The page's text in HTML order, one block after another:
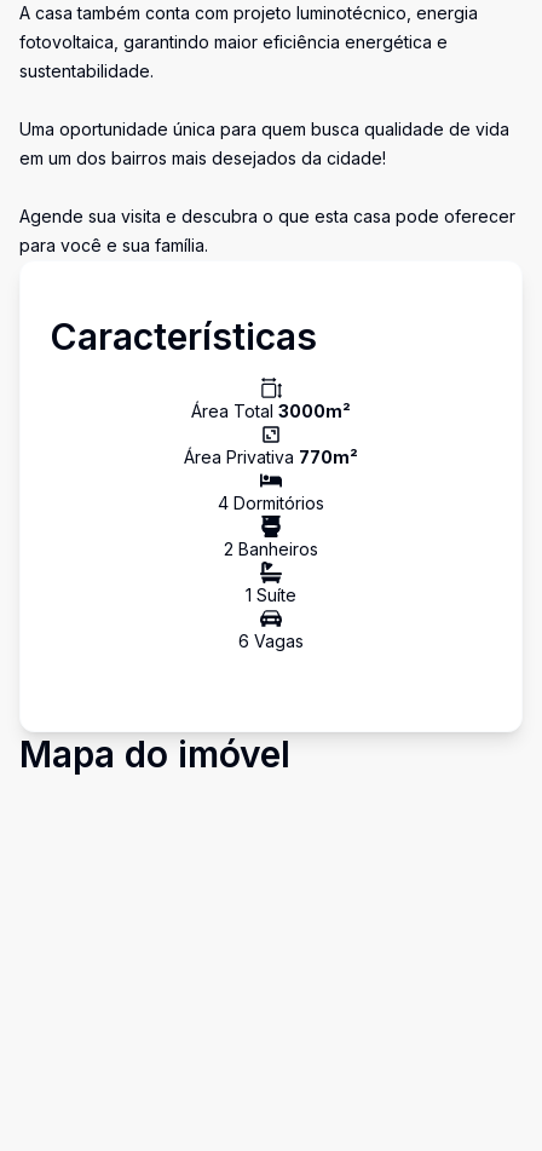
A casa também conta com projeto luminotécnico, energia
fotovoltaica, garantindo maior eficiência energética e
sustentabilidade.
Uma oportunidade única para quem busca qualidade de vida
em um dos bairros mais desejados da cidade!
Agende sua visita e descubra o que esta casa pode oferecer
para você e sua família.
Características
Área Total 3000m²
Área Privativa 770m²
4 Dormitórios
2 Banheiros
1 Suíte
6 Vagas
Mapa do imóvel